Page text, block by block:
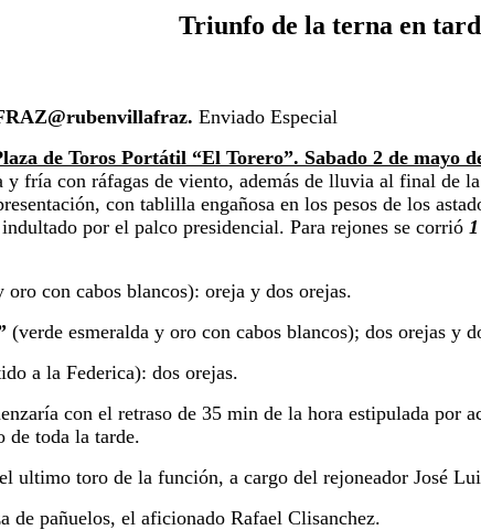
Triunfo de la terna en
Enviado Especial
de Toros Portátil “El Torero”. Sabado 2 de mayo
y fría con ráfagas de viento, además de lluvia al final de
con tablilla engañosa en los pesos de los
por el palco presidencial. Para rejones se corrió
con cabos blancos): oreja y dos orejas.
(verde esmeralda y oro con cabos blancos); dos orejas y
a la Federica): dos orejas.
con el retraso de 35 min de la hora estipulada por
de toda la tarde.
ultimo toro de la función, a cargo del rejoneador José
de pañuelos, el aficionado Rafael Clisanchez.